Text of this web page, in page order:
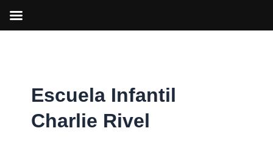
Escuela Infantil
Charlie Rivel